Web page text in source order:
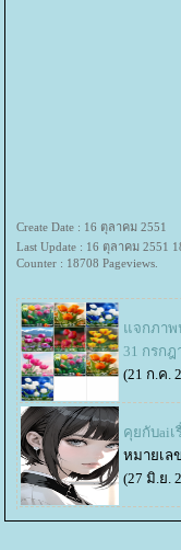
Create Date : 16 ตุลาคม 2551
Last Update : 16 ตุลาคม 2551
Counter : 18708 Pageviews.
จกภาพป
31 กรกฎ
(21 ก.ค.
คุยกับai
หมายเล
(27 มิ.ย.